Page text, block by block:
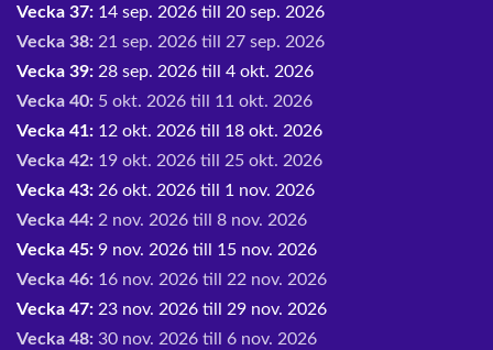
Vecka 37: 14 sep. 2026 till 20 sep. 2026
Vecka 38: 21 sep. 2026 till 27 sep. 2026
Vecka 39: 28 sep. 2026 till 4 okt. 2026
Vecka 40: 5 okt. 2026 till 11 okt. 2026
Vecka 41: 12 okt. 2026 till 18 okt. 2026
Vecka 42: 19 okt. 2026 till 25 okt. 2026
Vecka 43: 26 okt. 2026 till 1 nov. 2026
Vecka 44: 2 nov. 2026 till 8 nov. 2026
Vecka 45: 9 nov. 2026 till 15 nov. 2026
Vecka 46: 16 nov. 2026 till 22 nov. 2026
Vecka 47: 23 nov. 2026 till 29 nov. 2026
Vecka 48: 30 nov. 2026 till 6 nov. 2026